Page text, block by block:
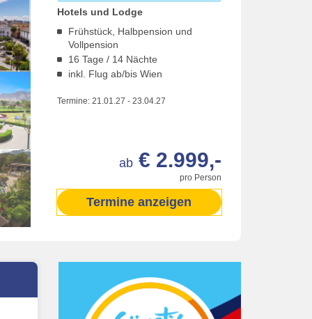
Hotels und Lodge
Frühstück, Halbpension und
Vollpension
16 Tage / 14 Nächte
inkl. Flug ab/bis Wien
Termine: 21.01.27 - 23.04.27
pro Person
ab € 2.999,-
Termine anzeigen